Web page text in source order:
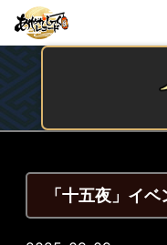
「十五夜」イベ